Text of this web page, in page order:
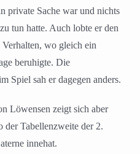
private Sache war und nichts
tun hatte. Auch lobte er den
wo gleich ein
beruhigte. Die
Spiel sah er dagegen anders.
Löwensen zeigt sich aber
der Tabellenzweite der 2.
innehat.